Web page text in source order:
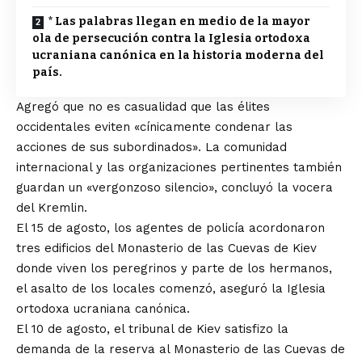
* Las palabras llegan en medio de la mayor
ola de persecución contra la Iglesia ortodoxa
ucraniana canónica en la historia moderna del
país.
Agregó que no es casualidad que las élites
occidentales eviten «cínicamente condenar las
acciones de sus subordinados». La comunidad
internacional y las organizaciones pertinentes también
guardan un «vergonzoso silencio», concluyó la vocera
del Kremlin.
El 15 de agosto, los agentes de policía acordonaron
tres edificios del Monasterio de las Cuevas de Kiev
donde viven los peregrinos y parte de los hermanos,
el asalto de los locales comenzó, aseguró la Iglesia
ortodoxa ucraniana canónica.
El 10 de agosto, el tribunal de Kiev satisfizo la
demanda de la reserva al Monasterio de las Cuevas de